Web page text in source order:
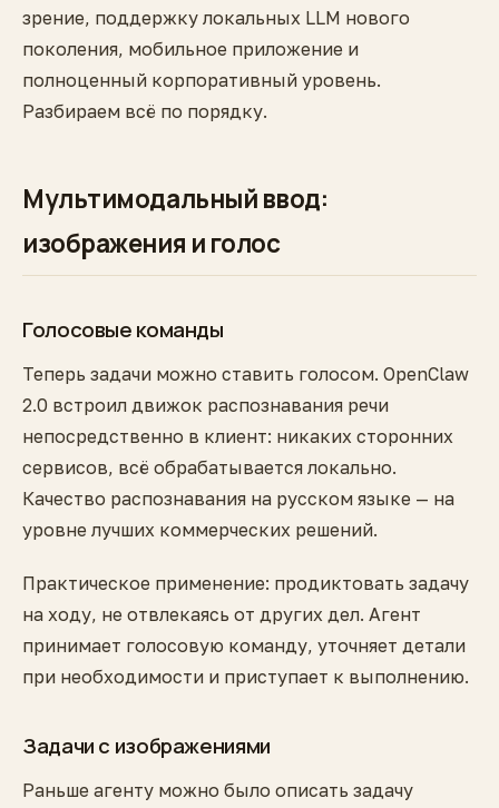
зрение, поддержку локальных LLM нового
поколения, мобильное приложение и
полноценный корпоративный уровень.
Разбираем всё по порядку.
Мультимодальный ввод:
изображения и голос
Голосовые команды
Теперь задачи можно ставить голосом. OpenClaw
2.0 встроил движок распознавания речи
непосредственно в клиент: никаких сторонних
сервисов, всё обрабатывается локально.
Качество распознавания на русском языке — на
уровне лучших коммерческих решений.
Практическое применение: продиктовать задачу
на ходу, не отвлекаясь от других дел. Агент
принимает голосовую команду, уточняет детали
при необходимости и приступает к выполнению.
Задачи с изображениями
Раньше агенту можно было описать задачу